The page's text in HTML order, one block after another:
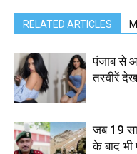
RELATED ARTICLES
पंजाब से
तस्वीरें
जब 19
के बाद भी